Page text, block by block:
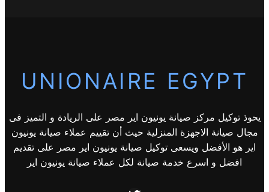
UNIONAIRE EGYPT
يحوذ توكيل مركز صيانة يونيون اير مصر على الريادة و التميز فى
مجال صيانة الاجهزة المنزلية حيث أن تقييم عملاء صيانة يونيون
اير هو الأفضل ويسعى توكيل صيانة يونيون اير مصر على تقديم
افضل و اسرع خدمة صيانة لكل عملاء صيانة يونيون اير